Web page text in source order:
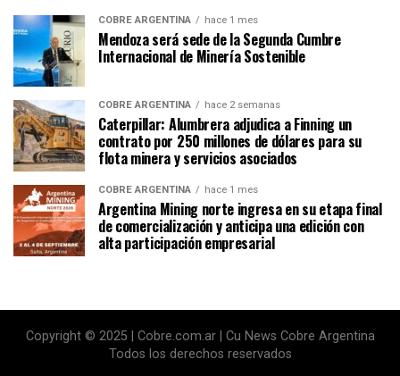
COBRE ARGENTINA hace 1 mes
Mendoza será sede de la Segunda Cumbre
Internacional de Minería Sostenible
COBRE ARGENTINA hace 2 semanas
Caterpillar: Alumbrera adjudica a Finning un
contrato por 250 millones de dólares para su
flota minera y servicios asociados
COBRE ARGENTINA hace 1 mes
Argentina Mining norte ingresa en su etapa final
de comercialización y anticipa una edición con
alta participación empresarial
Copyright © 2025 | Cobre.com.ar | Cu News Cobre Argentina
Todos los derechos reservados